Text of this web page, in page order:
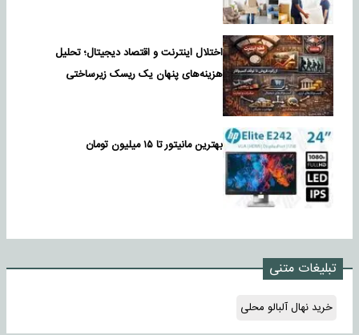
اختلال اینترنت و اقتصاد دیجیتال؛ تحلیل
هزینه‌های پنهان یک ریسک زیرساختی
بهترین مانیتور تا ۱۵ میلیون تومان
تبلیغات متنی
خرید نهال آلبالو محلی